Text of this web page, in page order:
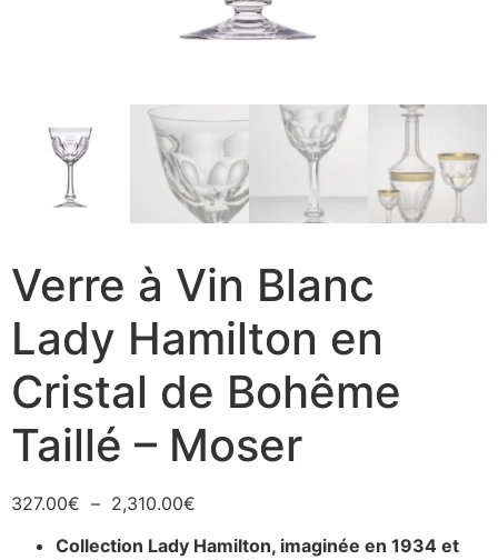
Verre à Vin Blanc
Lady Hamilton en
Cristal de Bohême
Taillé – Moser
327.00€ – 2,310.00€
Collection Lady Hamilton, imaginée en 1934 et